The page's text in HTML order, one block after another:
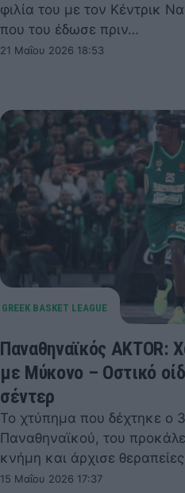
φιλία του με τον Κέντρικ
που του έδωσε πριν…
21 Μαΐου 2026 18:53
Παναθηναϊκός AKTOR:
με Μύκονο – Οστικό
σέντερ
Το χτύπημα που δέχτηκε ο
Παναθηναϊκού, του
κνήμη και άρχισε
15 Μαΐου 2026 17:37